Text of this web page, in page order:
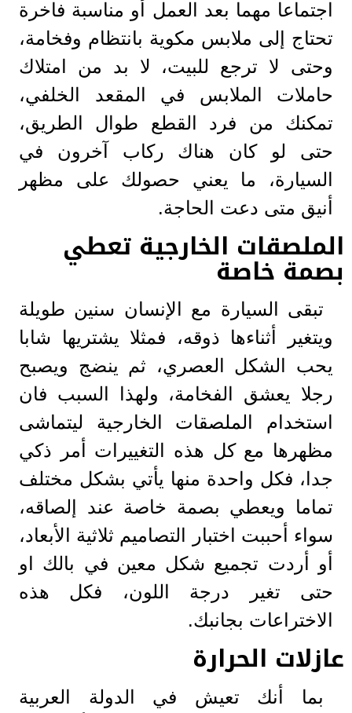
اجتماعا مهما بعد العمل أو مناسبة فاخرة
تحتاج إلى ملابس مكوية بانتظام وفخامة،
وحتى لا ترجع للبيت، لا بد من امتلاك
حاملات الملابس في المقعد الخلفي،
تمكنك من فرد القطع طوال الطريق،
حتى لو كان هناك ركاب آخرون في
السيارة، ما يعني حصولك على مظهر
أنيق متى دعت الحاجة.
الملصقات الخارجية تعطي
بصمة خاصة
تبقى السيارة مع الإنسان سنين طويلة
ويتغير أثناءها ذوقه، فمثلا يشتريها شابا
يحب الشكل العصري، ثم ينضج ويصبح
رجلا يعشق الفخامة، ولهذا السبب فان
استخدام الملصقات الخارجية ليتماشى
مظهرها مع كل هذه التغييرات أمر ذكي
جدا، فكل واحدة منها يأتي بشكل مختلف
تماما ويعطي بصمة خاصة عند إلصاقه،
سواء أحببت اختبار التصاميم ثلاثية الأبعاد،
أو أردت تجميع شكل معين في بالك او
حتى تغير درجة اللون، فكل هذه
الاختراعات بجانبك.
عازلات الحرارة
بما أنك تعيش في الدولة العربية